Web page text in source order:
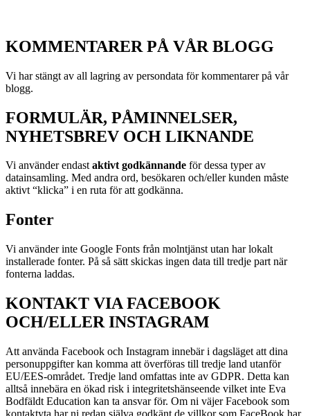
KOMMENTARER PÅ VÅR BLOGG
Vi har stängt av all lagring av persondata för kommentarer på vår
blogg.
FORMULÄR, PÅMINNELSER,
NYHETSBREV OCH LIKNANDE
Vi använder endastaktivt godkännande för dessa typer av
datainsamling. Med andra ord, besökaren och/eller kunden måste
aktivt “klicka” i en ruta för att godkänna.
Fonter
Vi använder inte Google Fonts från molntjänst utan har lokalt
installerade fonter. På så sätt skickas ingen data till tredje part när
fonterna laddas.
KONTAKT VIA FACEBOOK
OCH/ELLER INSTAGRAM
Att använda Facebook och Instagram innebär i dagsläget att dina
personuppgifter kan komma att överföras till tredje land utanför
EU/EES-området. Tredje land omfattas inte av GDPR. Detta kan
alltså innebära en ökad risk i integritetshänseende vilket inte Eva
Bodfäldt Education kan ta ansvar för. Om ni väjer Facebook som
kontaktyta har ni redan själva godkänt de villkor som FaceBook har.